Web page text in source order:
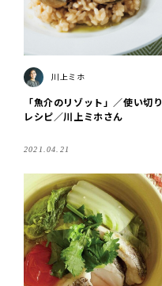
川上ミホ
「魚介のリゾット」／使い切り
レシピ／川上ミホさん
2021.04.21